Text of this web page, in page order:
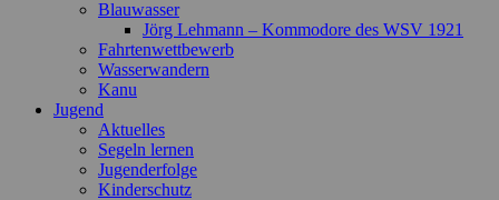
Blauwasser
Jörg Lehmann – Kommodore des WSV 1921
Fahrtenwettbewerb
Wasserwandern
Kanu
Jugend
Aktuelles
Segeln lernen
Jugenderfolge
Kinderschutz